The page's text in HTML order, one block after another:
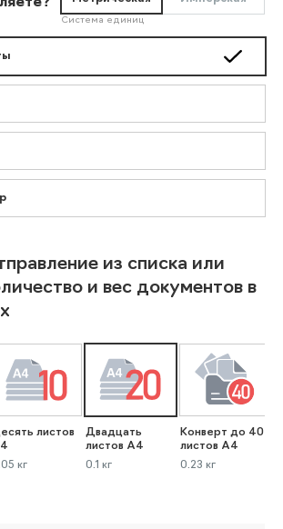
Система единиц
из списка или
и вес документов в
листов
кг
Двадцать
листов А4
0.1 кг
Конверт до 40
листов А4
0.23 кг